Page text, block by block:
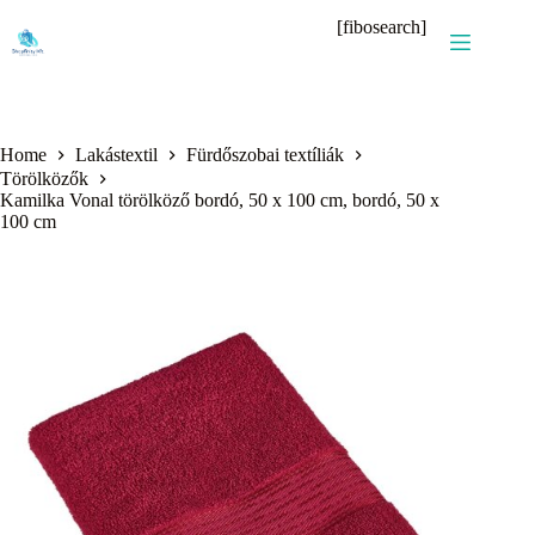
content
[fibosearch]
Home Lakástextil
Fürdőszobai textíliák
Törölközők
Kamilka Vonal törölköző bordó, 50 x 100 cm, bordó, 50 x
100 cm